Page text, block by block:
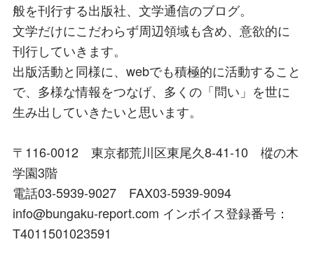
般を刊行する出版社、文学通信のブログ。
文学だけにこだわらず周辺領域も含め、意欲的に
刊行していきます。
出版活動と同様に、webでも積極的に活動すること
で、多様な情報をつなげ、多くの「問い」を世に
生み出していきたいと思います。
〒116-0012 東京都荒川区東尾久8-41-10 樅の木
学園3階
電話03-5939-9027 FAX03-5939-9094
info@bungaku-report.com インボイス登録番号：
T4011501023591